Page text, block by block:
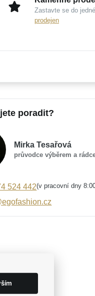
Zastavte se do
prodejen
poradit?
Mirka Tesařová
průvodce výběrem a
524 442(v pracovní dny